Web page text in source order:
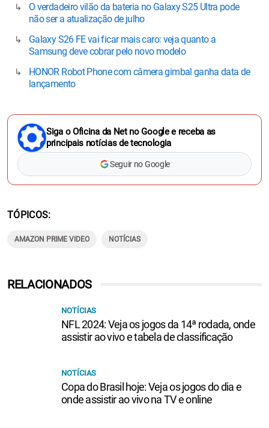
O verdadeiro vilão da bateria no Galaxy S25 Ultra pode
não ser a atualização de julho
Galaxy S26 FE vai ficar mais caro: veja quanto a
Samsung deve cobrar pelo novo modelo
HONOR Robot Phone com câmera gimbal ganha data de
lançamento
Siga o Oficina da Net no Google e receba as
principais notícias de tecnologia
Seguir no Google
TÓPICOS
AMAZON PRIME VIDEO NOTÍCIAS
RELACIONADOS
NOTÍCIAS
NFL 2024: Veja os jogos da 14ª rodada, onde
assistir ao vivo e tabela de classificação
NOTÍCIAS
Copa do Brasil hoje: Veja os jogos do dia e
onde assistir ao vivo na TV e online